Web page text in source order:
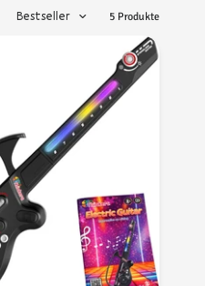
Bestseller 5 Produkte